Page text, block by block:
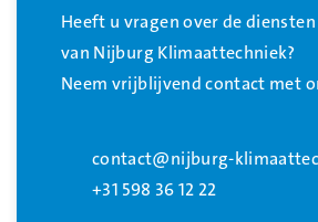
Heeft u vragen over de
van Nijburg Klimaattechniek?
Neem vrijblijvend contact met
contact@nijburg-
+31 598 36 12 22